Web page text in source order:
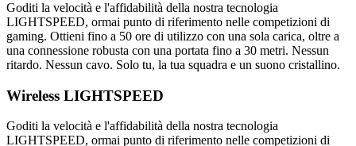
Goditi la velocità e l'affidabilità della nostra tecnologia
LIGHTSPEED, ormai punto di riferimento nelle competizioni di
gaming. Ottieni fino a 50 ore di utilizzo con una sola carica, oltre a
una connessione robusta con una portata fino a 30 metri. Nessun
ritardo. Nessun cavo. Solo tu, la tua squadra e un suono cristallino.
Wireless LIGHTSPEED
Goditi la velocità e l'affidabilità della nostra tecnologia
LIGHTSPEED, ormai punto di riferimento nelle competizioni di